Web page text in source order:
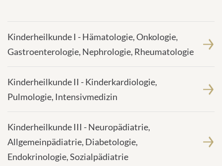
Kinderheilkunde I - Hämatologie, Onkologie,
Gastroenterologie, Nephrologie, Rheumatologie
Kinderheilkunde II - Kinderkardiologie,
Pulmologie, Intensivmedizin
Kinderheilkunde III - Neuropädiatrie,
Allgemeinpädiatrie, Diabetologie,
Endokrinologie, Sozialpädiatrie